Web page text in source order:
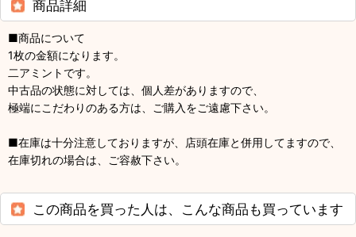
商品詳細
■商品について
1枚の金額になります。
二アミントです。
中古品の状態に対しては、個人差がありますので、
極端にこだわりのある方は、ご購入をご遠慮下さい。
■在庫は十分注意しておりますが、店頭在庫と併用してますので、
在庫切れの場合は、ご容赦下さい。
この商品を買った人は、こんな商品も買っています